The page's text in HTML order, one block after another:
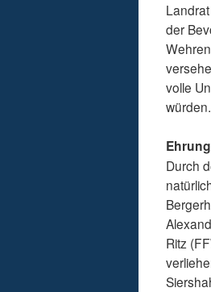
der
volle
würden.
Durch
Ritz